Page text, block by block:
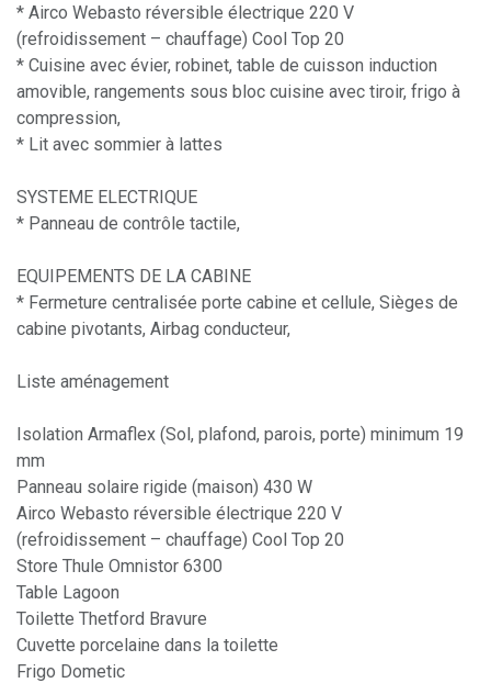
* Airco Webasto réversible électrique 220 V
(refroidissement – chauffage) Cool Top 20
* Cuisine avec évier, robinet, table de cuisson induction
amovible, rangements sous bloc cuisine avec tiroir, frigo à
compression,
* Lit avec sommier à lattes
SYSTEME ELECTRIQUE
* Panneau de contrôle tactile,
EQUIPEMENTS DE LA CABINE
* Fermeture centralisée porte cabine et cellule, Sièges de
cabine pivotants, Airbag conducteur,
Liste aménagement
Isolation Armaflex (Sol, plafond, parois, porte) minimum 19
mm
Panneau solaire rigide (maison) 430 W
Airco Webasto réversible électrique 220 V
(refroidissement – chauffage) Cool Top 20
Store Thule Omnistor 6300
Table Lagoon
Toilette Thetford Bravure
Cuvette porcelaine dans la toilette
Frigo Dometic